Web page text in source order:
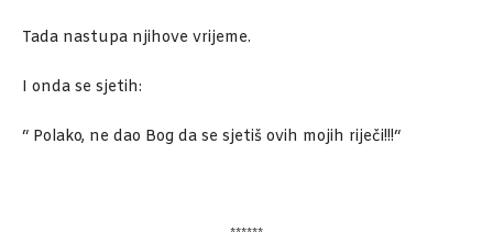
Tada nastupa njihove vrijeme.
I onda se sjetih:
“ Polako, ne dao Bog da se sjetiš ovih mojih riječi!!!“
******